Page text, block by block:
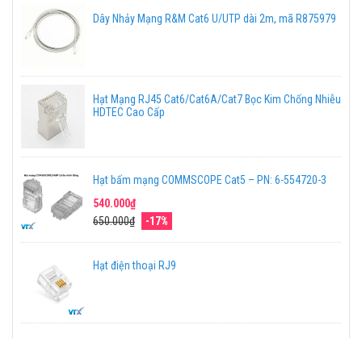
Dây Nhảy Mạng R&M Cat6 U/UTP dài 2m, mã R875979
Hạt Mạng RJ45 Cat6/Cat6A/Cat7 Bọc Kim Chống Nhiễu
HDTEC Cao Cấp
Hạt bấm mạng COMMSCOPE Cat5 – PN: 6-554720-3
540.000₫
650.000₫
-17%
Hạt điện thoại RJ9